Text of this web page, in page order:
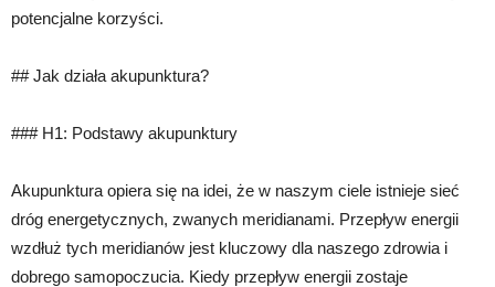
potencjalne korzyści.
## Jak działa akupunktura?
### H1: Podstawy akupunktury
Akupunktura opiera się na idei, że w naszym ciele istnieje sieć
dróg energetycznych, zwanych meridianami. Przepływ energii
wzdłuż tych meridianów jest kluczowy dla naszego zdrowia i
dobrego samopoczucia. Kiedy przepływ energii zostaje